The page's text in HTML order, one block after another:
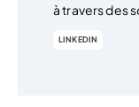
à travers des
LINKEDIN